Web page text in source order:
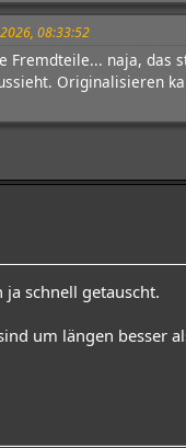
08:33:52
Fremdteile... naja, das
Originalisieren
ja schnell getauscht.
um längen besser